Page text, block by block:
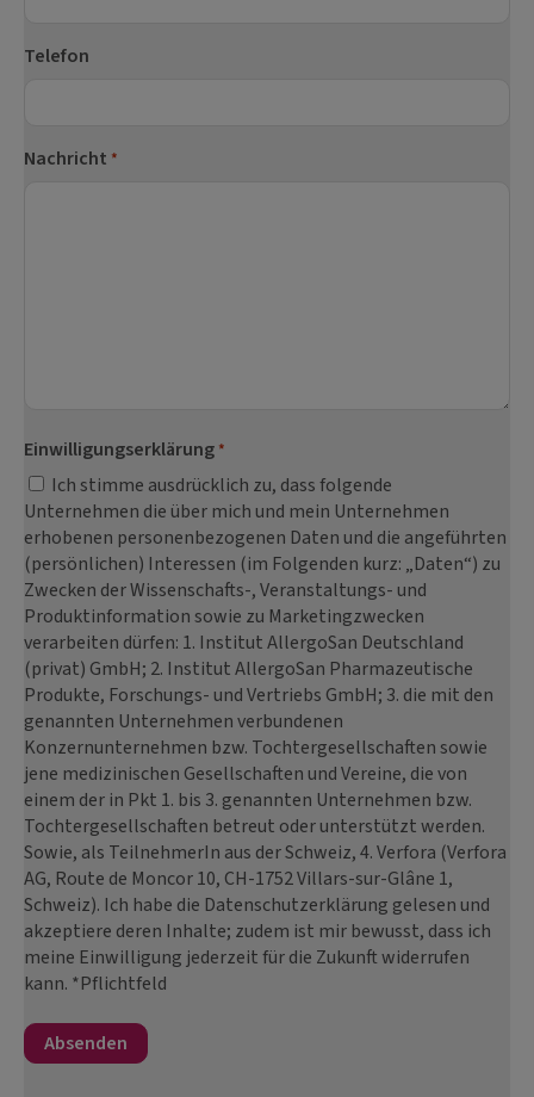
Telefon
Nachricht *
Einwilligungserklärung *
Ich stimme ausdrücklich zu, dass folgende
Unternehmen die über mich und mein Unternehmen
erhobenen personenbezogenen Daten und die angeführten
(persönlichen) Interessen (im Folgenden kurz: „Daten“) zu
Zwecken der Wissenschafts-, Veranstaltungs- und
Produktinformation sowie zu Marketingzwecken
verarbeiten dürfen: 1. Institut AllergoSan Deutschland
(privat) GmbH; 2. Institut AllergoSan Pharmazeutische
Produkte, Forschungs- und Vertriebs GmbH; 3. die mit den
genannten Unternehmen verbundenen
Konzernunternehmen bzw. Tochtergesellschaften sowie
jene medizinischen Gesellschaften und Vereine, die von
einem der in Pkt 1. bis 3. genannten Unternehmen bzw.
Tochtergesellschaften betreut oder unterstützt werden.
Sowie, als TeilnehmerIn aus der Schweiz, 4. Verfora (Verfora
AG, Route de Moncor 10, CH-1752 Villars-sur-Glâne 1,
Schweiz). Ich habe die Datenschutzerklärung gelesen und
akzeptiere deren Inhalte; zudem ist mir bewusst, dass ich
meine Einwilligung jederzeit für die Zukunft widerrufen
kann. *Pflichtfeld